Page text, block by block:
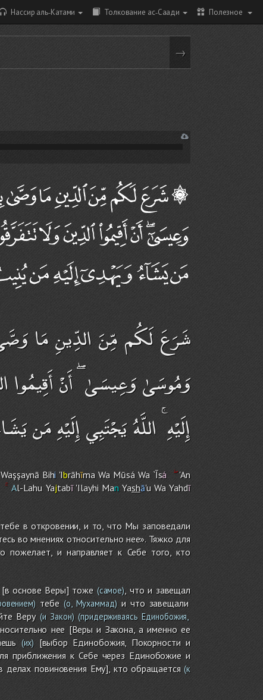
Нассир аль-Катами Толкование ас-Саади Полезное
→
شَرَعَ لَكُم مِّنَ الدِّينِ مَا وَصَّىٰ
وَمُوسَىٰ وَعِيسَىٰ ۖ أَنْ أَقِيمُوا
إِلَيْهِ ۚ اللَّهُ يَجْتَبِي إِلَيْهِ مَن
Bihi 'Ibrāhīma Wa Mūsá Wa `Īsá 'An
Al-Lahu Yajtabī'Ilayhi ManYashā'u Wa Yahdī
в откровении, и то, что Мы заповедали
во мнениях относительно нее». Тяжко для
пожелает, и направляет к Себе того, кто
основе Веры] тоже (самое), что и завещал
тебе(о, Мухаммад)и что завещали
Веру(и Закон)(придерживаясь Единобожия,
нее [Веры и Закона, а именно ее
(их) [выбор Единобожия, Покорности и
приближения к Себе через Единобожие и
делах повиновения Ему], кто обращается(к